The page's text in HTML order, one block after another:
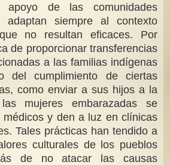
apoyo de las comunidades
siempre al contexto
no resultan eficaces. Por
de proporcionar transferencias
a las familias indígenas
del cumplimiento de ciertas
como enviar a sus hijos a la
mujeres embarazadas se
médicos y den a luz en clínicas
Tales prácticas han tendido a
culturales de los pueblos
de no atacar las causas